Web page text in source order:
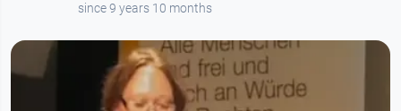
since 9 years 10 months